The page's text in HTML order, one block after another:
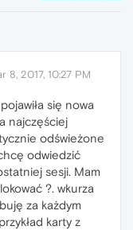
8, 2017, 10:27 PM
się nowa
najczęściej
odświeżone
odwiedzić
sesji. Mam
?. wkurza
za każdym
karty z